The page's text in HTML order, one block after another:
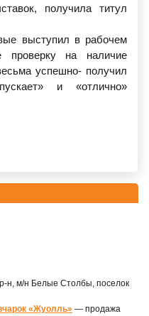
получила титул
выступил в рабочем
на наличие
успешно- получил
и «отлично»
н, м/н Белые Столбы, поселок
«Жуолль» — продажа